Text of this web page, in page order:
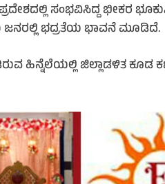
ಸಂಭವಿಸಿದ್ದ ಭೀಕರ
ಭದ್ರತೆಯ ಭಾವನೆ ಮೂಡಿದೆ.
ಜಿಲ್ಲಾಡಳಿತ ಕೂಡ